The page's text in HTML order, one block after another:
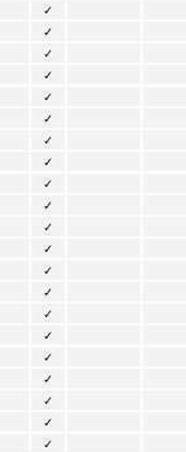
✓
✓
✓
✓
✓
✓
✓
✓
✓
✓
✓
✓
✓
✓
✓
✓
✓
✓
✓
✓
✓